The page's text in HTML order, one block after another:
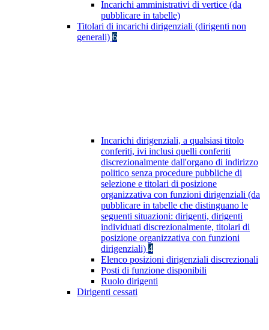
Incarichi amministrativi di vertice (da
pubblicare in tabelle)
Titolari di incarichi dirigenziali (dirigenti non
generali) 6
Incarichi dirigenziali, a qualsiasi titolo
conferiti, ivi inclusi quelli conferiti
discrezionalmente dall'organo di indirizzo
politico senza procedure pubbliche di
selezione e titolari di posizione
organizzativa con funzioni dirigenziali (da
pubblicare in tabelle che distinguano le
seguenti situazioni: dirigenti, dirigenti
individuati discrezionalmente, titolari di
posizione organizzativa con funzioni
dirigenziali) 4
Elenco posizioni dirigenziali discrezionali
Posti di funzione disponibili
Ruolo dirigenti
Dirigenti cessati